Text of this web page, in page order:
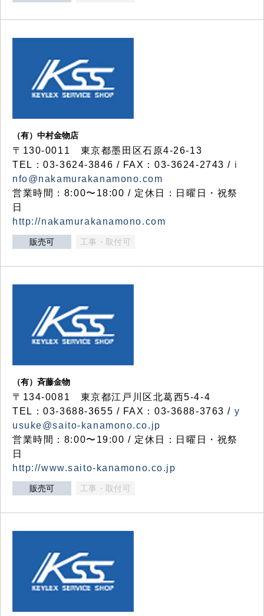
（有）中村金物店
〒130-0011 東京都墨田区石原4-26-13
TEL：03-3624-3846 / FAX：03-3624-2743 / i
nfo@nakamurakanamono.com
営業時間：8:00〜18:00 / 定休日：日曜日・祝祭
日
http://nakamurakanamono.com
販売可 工事・取付可
（有）斉藤金物
〒134-0081 東京都江戸川区北葛西5-4-4
TEL：03-3688-3655 / FAX：03-3688-3763 / y
usuke@saito-kanamono.co.jp
営業時間：8:00〜19:00 / 定休日：日曜日・祝祭
日
http://www.saito-kanamono.co.jp
販売可 工事・取付可